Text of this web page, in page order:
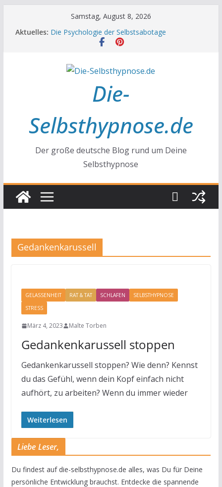
Samstag, August 8, 2026
Aktuelles: Die Psychologie der Selbstsabotage
Die Wissenschaft hinter Neugier und Kreativität
Glück
Die Wissenschaft der Gewohnheiten
Die-
Selbsthypnose.de
Der große deutsche Blog rund um Deine
Selbsthypnose
Gedankenkarussell
GELASSENHEIT RAT & TAT SCHLAFEN
SELBSTHYPNOSE
STRESS
März 4, 2023 Malte Torben
Gedankenkarussell stoppen
Gedankenkarussell stoppen? Wie denn? Kennst
du das Gefühl, wenn dein Kopf einfach nicht
aufhört, zu arbeiten? Wenn du immer wieder
Weiterlesen
Liebe Leser,
Du findest auf die-selbsthypnose.de alles, was Du für Deine
persönliche Entwicklung brauchst. Entdecke die spannende